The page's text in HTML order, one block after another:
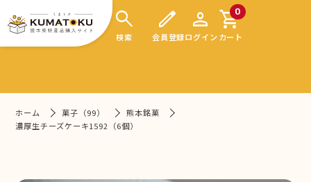
search
検索
edit
会員登録
person
ログイン
0
shopping_cart
カート
ホーム 菓子（99）
熊本銘菓
濃厚生チーズケーキ1592（6個）